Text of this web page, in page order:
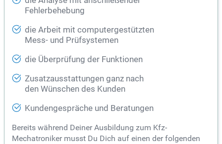
Fehlerbehebung
die Arbeit mit computergestützten
Mess- und Prüfsystemen
die Überprüfung der Funktionen
Zusatzausstattungen ganz nach
den Wünschen des Kunden
Kundengespräche und Beratungen
Bereits während Deiner Ausbildung zum Kfz-
Mechatroniker musst Du Dich auf einen der folgenden